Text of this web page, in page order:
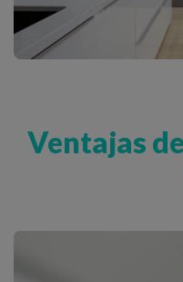
Ventajas